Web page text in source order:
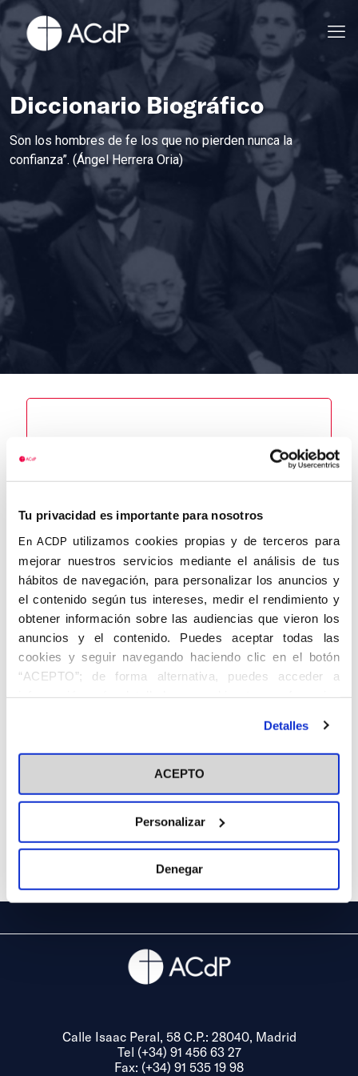
Tu privacidad es importante para nosotros
En ACDP utilizamos cookies propias y de terceros para
mejorar nuestros servicios mediante el análisis de tus
hábitos de navegación, para personalizar los anuncios y
el contenido según tus intereses, medir el rendimiento y
obtener información sobre las audiencias que vieron los
anuncios y el contenido. Puedes aceptar todas las
cookies y seguir navegando haciendo clic en el botón
“ACEPTO”; de forma alternativa, puedes acceder a
información más detallada y cambiar tus preferencias
en el botón "Personalizar". Para más información puedes
visitar nuestra Política de Cookies
Detalles
ACEPTO
Personalizar
Denegar
Diccionario Biográfico
Son los hombres de fe los que no pierden nunca la
confianza”. (Ángel Herrera Oria)
Fernández
Emeterio
Autor
Centro de
adscripción
Valladolid
Fecha de
nacimiento
20/10/1929
Lugar de
nacimiento
Villanueva
(León)
Fecha de
defunción
23/08/2020
Lugar de
defunción
Valladolid
Calle Isaac Peral, 58 C.P.: 28040, Madrid
Tel (+34) 91 456 63 27
Fax: (+34) 91 535 19 98